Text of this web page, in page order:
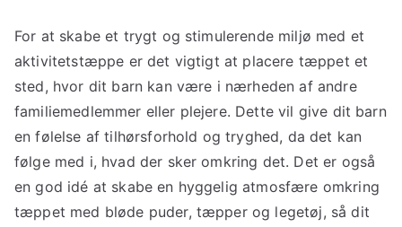
For at skabe et trygt og stimulerende miljø med et
aktivitetstæppe er det vigtigt at placere tæppet et
sted, hvor dit barn kan være i nærheden af andre
familiemedlemmer eller plejere. Dette vil give dit barn
en følelse af tilhørsforhold og tryghed, da det kan
følge med i, hvad der sker omkring det. Det er også
en god idé at skabe en hyggelig atmosfære omkring
tæppet med bløde puder, tæpper og legetøj, så dit